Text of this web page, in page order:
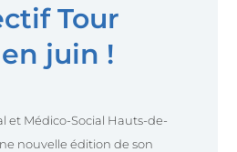
Tour
juin !
et Médico-Social Hauts-de-
nouvelle édition de son